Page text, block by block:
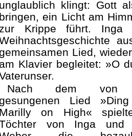
unglaublich klingt: Gott
bringen, ein Licht am
zur Krippe führt.
Lied,
am Klavier begleitet: »O
Nach dem von
Lied
Marilly on High«
von Inga und